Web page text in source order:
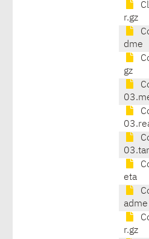
r.gz
dme
gz
eta
adme
r.gz